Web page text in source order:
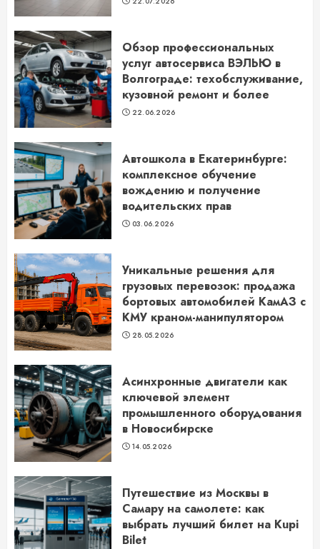
Обзор профессиональных
услуг автосервиса ВЭЛЬЮ в
Волгограде: техобслуживание,
кузовной ремонт и более
22.06.2026
Автошкола в Екатеринбурге:
комплексное обучение
вождению и получение
водительских прав
03.06.2026
Уникальные решения для
грузовых перевозок: продажа
бортовых автомобилей КамАЗ с
КМУ краном-манипулятором
28.05.2026
Асинхронные двигатели как
ключевой элемент
промышленного оборудования
в Новосибирске
14.05.2026
Путешествие из Москвы в
Самару на самолете: как
выбрать лучший билет на Kupi
Bilet